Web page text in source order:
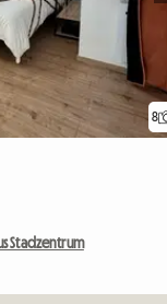
8
Stadzentrum